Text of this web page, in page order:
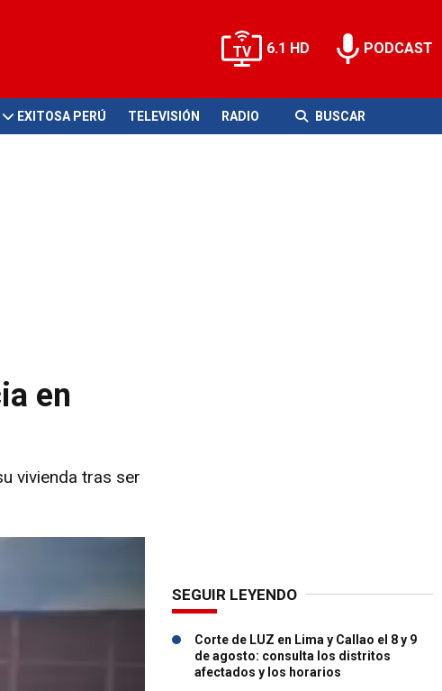
6.1 HD PODCAST
EXITOSA PERÚ TELEVISIÓN RADIO BUSCAR
en
vivienda tras ser
SEGUIR LEYENDO
Corte de LUZ en Lima y Callao el 8 y 9
de agosto: consulta los distritos
afectados y los horarios